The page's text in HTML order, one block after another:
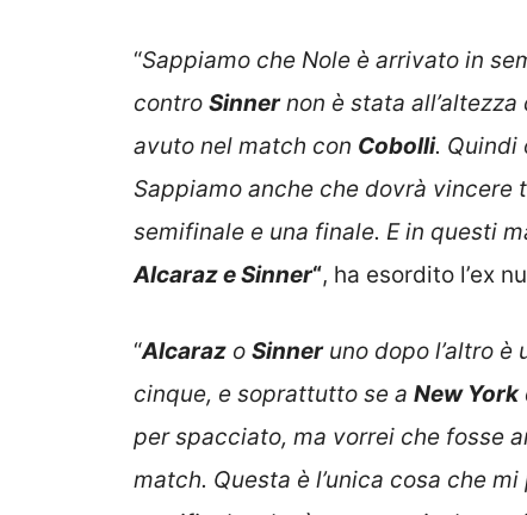
“Sappiamo che Nole è arrivato in
contro Sinnernon è stata
avuto nel match con Cobolli. Quindi
Sappiamo anche che dovrà
semifinale e una finale. E in questi
Alcaraz e Sinner“, ha esordito l’ex
“Alcaraz o Sinneruno dopo l’altro è
cinque, e soprattutto se a New York
per spacciato, ma vorrei che fosse
match. Questa è l’unica cosa che